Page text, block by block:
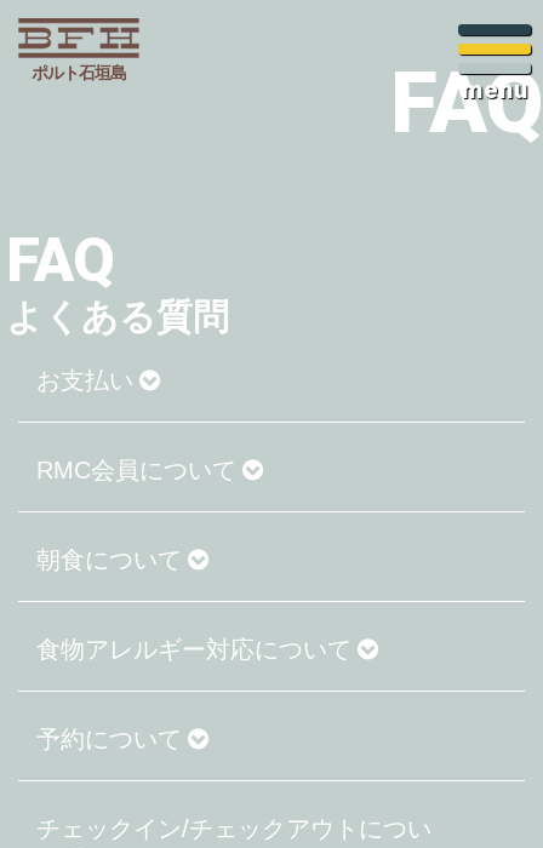
menu
ポルト石垣島 FAQ
FAQ
よくある質問
お支払い
RMC会員について
朝食について
食物アレルギー対応について
予約について
チェックイン/チェックアウトについ